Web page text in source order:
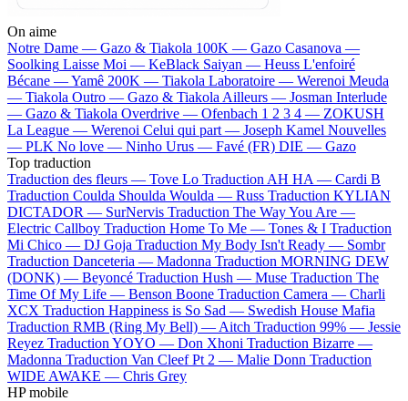
On aime
Notre Dame — Gazo & Tiakola 100K — Gazo Casanova —
Soolking Laisse Moi — KeBlack Saiyan — Heuss L'enfoiré
Bécane —Yamê 200K — Tiakola Laboratoire — Werenoi Meuda
— Tiakola Outro — Gazo & Tiakola Ailleurs — Josman Interlude
— Gazo & Tiakola Overdrive — Ofenbach 1 2 3 4 — ZOKUSH
La League — Werenoi Celui qui part — Joseph Kamel Nouvelles
— PLK No love — Ninho Urus — Favé (FR) DIE — Gazo
Top traduction
Traduction des fleurs — Tove Lo Traduction AH HA — Cardi B
Traduction Coulda Shoulda Woulda — Russ Traduction KYLIAN
DICTADOR — SurNervis Traduction The Way You Are —
Electric Callboy Traduction Home To Me — Tones & I Traduction
Mi Chico — DJ Goja Traduction My Body Isn't Ready — Sombr
Traduction Danceteria — Madonna Traduction MORNING DEW
(DONK) — Beyoncé Traduction Hush — Muse Traduction The
Time Of My Life — Benson Boone Traduction Camera — Charli
XCX Traduction Happiness is So Sad — Swedish House Mafia
Traduction RMB (Ring My Bell) — Aitch Traduction 99% — Jessie
Reyez Traduction YOYO — Don Xhoni Traduction Bizarre —
Madonna Traduction Van Cleef Pt 2 — Malie Donn Traduction
WIDE AWAKE — Chris Grey
HP mobile